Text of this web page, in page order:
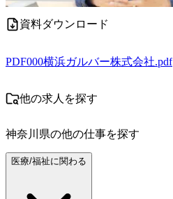
資料ダウンロード
PDF000横浜ガルバー株式会社.pdf
他の求人を探す
神奈川県の他の仕事を探す
医療/福祉に関わる